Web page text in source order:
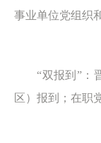
事业单位党组织
“双报到”：
区）报到；在职